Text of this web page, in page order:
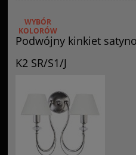
Podwójny kinkiet
K2 SR/S1/J
WYBÓR
KOLORÓW